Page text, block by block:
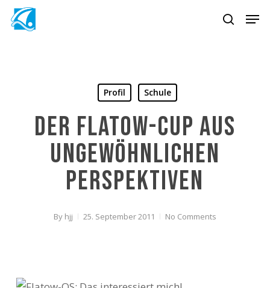
Skip
search
Profil Schule
Der Flatow-Cup aus
ungewöhnlichen
Perspektiven
By hjj 25. September 2011 No Comments